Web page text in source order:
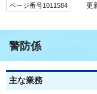
ページ番号1011584 更
警防係
主な業務